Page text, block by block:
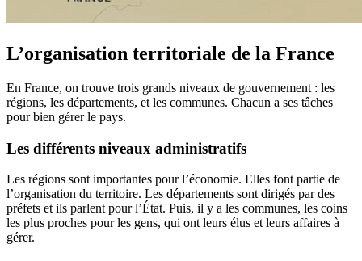
L’organisation territoriale de la France
En France, on trouve trois grands niveaux de gouvernement : les
régions, les départements, et les communes. Chacun a ses tâches
pour bien gérer le pays.
Les différents niveaux administratifs
Les régions sont importantes pour l’économie. Elles font partie de
l’organisation du territoire. Les départements sont dirigés par des
préfets et ils parlent pour l’État. Puis, il y a les communes, les coins
les plus proches pour les gens, qui ont leurs élus et leurs affaires à
gérer.